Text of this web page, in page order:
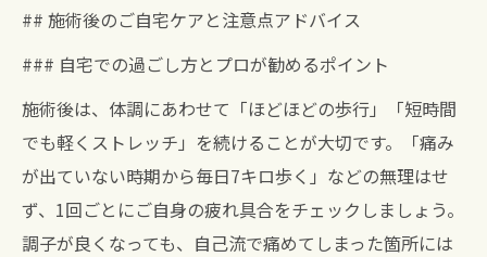
## 施術後のご自宅ケアと注意点アドバイス
### 自宅での過ごし方とプロが勧めるポイント
施術後は、体調にあわせて「ほどほどの歩行」「短時間
でも軽くストレッチ」を続けることが大切です。「痛み
が出ていない時期から毎日7キロ歩く」などの無理はせ
ず、1回ごとにご自身の疲れ具合をチェックしましょう。
調子が良くなっても、自己流で痛めてしまった箇所には